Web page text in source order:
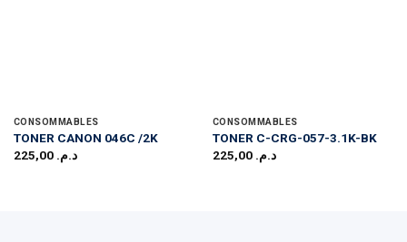
CONSOMMABLES
TONER CANON 046C /2K
د.م. 225,00
CONSOMMABLES
TONER C-CRG-057-3.1K-BK
د.م. 225,00